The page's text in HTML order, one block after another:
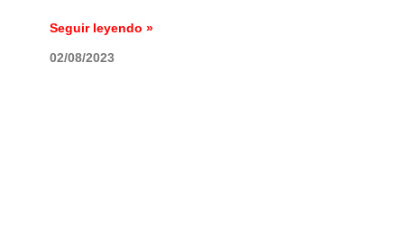
Seguir leyendo »
02/08/2023